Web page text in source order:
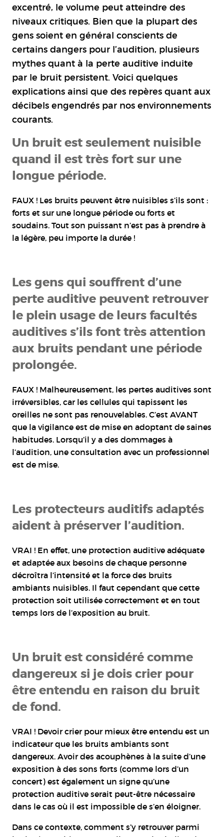
excentré, le volume peut atteindre des
niveaux critiques. Bien que la plupart des
gens soient en général conscients de
certains dangers pour l’audition, plusieurs
mythes quant à la perte auditive induite
par le bruit persistent. Voici quelques
explications ainsi que des repères quant aux
décibels engendrés par nos environnements
courants.
Un bruit est seulement nuisible
quand il est très fort sur une
longue période.
FAUX ! Les bruits peuvent être nuisibles s’ils sont :
forts et sur une longue période ou forts et
soudains. Tout son puissant n’est pas à prendre à
la légère, peu importe la durée !
Les gens qui souffrent d’une
perte auditive peuvent retrouver
le plein usage de leurs facultés
auditives s’ils font très attention
aux bruits pendant une période
prolongée.
FAUX ! Malheureusement, les pertes auditives sont
irréversibles, car les cellules qui tapissent les
oreilles ne sont pas renouvelables. C’est AVANT
que la vigilance est de mise en adoptant de saines
habitudes. Lorsqu’il y a des dommages à
l’audition, une consultation avec un professionnel
est de mise.
Les protecteurs auditifs adaptés
aident à préserver l’audition.
VRAI ! En effet, une protection auditive adéquate
et adaptée aux besoins de chaque personne
décroîtra l’intensité et la force des bruits
ambiants nuisibles. Il faut cependant que cette
protection soit utilisée correctement et en tout
temps lors de l’exposition au bruit.
Un bruit est considéré comme
dangereux si je dois crier pour
être entendu en raison du bruit
de fond.
VRAI ! Devoir crier pour mieux être entendu est un
indicateur que les bruits ambiants sont
dangereux. Avoir des acouphènes à la suite d’une
exposition à des sons forts (comme lors d’un
concert) est également un signe qu’une
protection auditive serait peut-être nécessaire
dans le cas où il est impossible de s’en éloigner.
Dans ce contexte, comment s’y retrouver parmi